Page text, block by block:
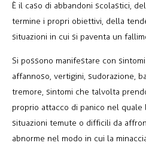
È il caso di abbandoni scolastici,
termine i propri obiettivi, della
situazioni in cui si paventa un
Si possono manifestare con
affannoso, vertigini, sudorazione,
tremore, sintomi che talvolta
proprio attacco di panico nel quale
situazioni temute o difficili da
abnorme nel modo in cui la